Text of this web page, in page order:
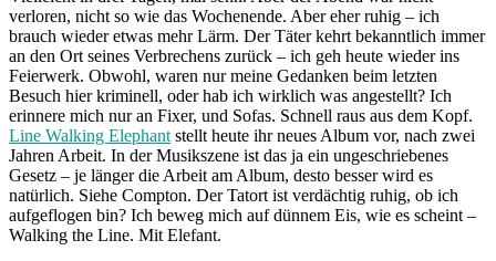
verloren, nicht so wie das Wochenende. Aber eher ruhig – ich
brauch wieder etwas mehr Lärm. Der Täter kehrt bekanntlich immer
an den Ort seines Verbrechens zurück – ich geh heute wieder ins
Feierwerk. Obwohl, waren nur meine Gedanken beim letzten
Besuch hier kriminell, oder hab ich wirklich was angestellt? Ich
erinnere mich nur an Fixer, und Sofas. Schnell raus aus dem Kopf.
Line Walking Elephant stellt heute ihr neues Album vor, nach zwei
Jahren Arbeit. In der Musikszene ist das ja ein ungeschriebenes
Gesetz – je länger die Arbeit am Album, desto besser wird es
natürlich. Siehe Compton. Der Tatort ist verdächtig ruhig, ob ich
aufgeflogen bin? Ich beweg mich auf dünnem Eis, wie es scheint –
Walking the Line. Mit Elefant.